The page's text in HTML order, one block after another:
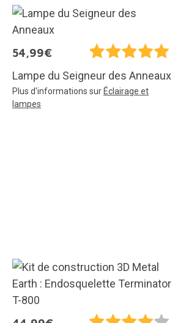
54,99€
Lampe du Seigneur des Anneaux
Plus d'informations sur Éclairage et
lampes